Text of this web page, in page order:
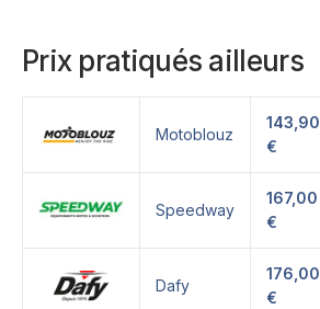
Prix pratiqués ailleurs
Motoblouz
143,90
€
Speedway
167,00
€
Dafy
176,00
€